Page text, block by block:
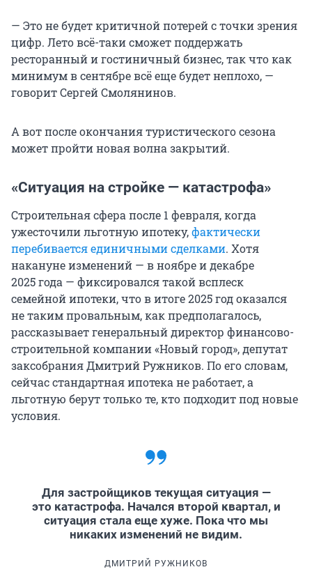
— Это не будет критичной потерей с точки зрения
цифр. Лето всё-таки сможет поддержать
ресторанный и гостиничный бизнес, так что как
минимум в сентябре всё еще будет неплохо, —
говорит Сергей Смолянинов.
А вот после окончания туристического сезона
может пройти новая волна закрытий.
«Ситуация на стройке — катастрофа»
Строительная сфера после 1 февраля, когда
ужесточили льготную ипотеку,фактически
перебивается единичными сделками. Хотя
накануне изменений — в ноябре и декабре
2025 года — фиксировался такой всплеск
семейной ипотеки, что в итоге 2025 год оказался
не таким провальным, как предполагалось,
рассказывает генеральный директор финансово-
строительной компании «Новый город», депутат
заксобрания Дмитрий Ружников. По его словам,
сейчас стандартная ипотека не работает, а
льготную берут только те, кто подходит под новые
условия.
Для застройщиков текущая ситуация —
это катастрофа. Начался второй квартал, и
ситуация стала еще хуже. Пока что мы
никаких изменений не видим.
ДМИТРИЙ РУЖНИКОВ